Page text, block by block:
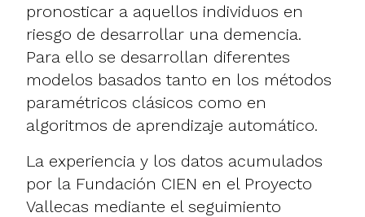
pronosticar a aquellos individuos en
riesgo de desarrollar una demencia.
Para ello se desarrollan diferentes
modelos basados tanto en los métodos
paramétricos clásicos como en
algoritmos de aprendizaje automático.
La experiencia y los datos acumulados
por la Fundación CIEN en el Proyecto
Vallecas mediante el seguimiento